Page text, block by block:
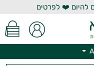
להיום ❤️ לפרטים